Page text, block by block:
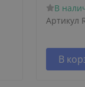
В
Артикул
В